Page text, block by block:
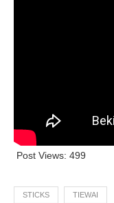
Post Views: 499
STICKS TIEWAI